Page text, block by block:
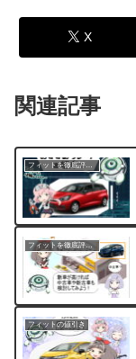
X
関連記事
フィットを徹底評価！
フィットの値引き